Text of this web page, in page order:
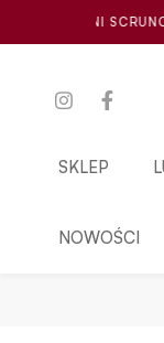
SKLEP
NOWOŚCI